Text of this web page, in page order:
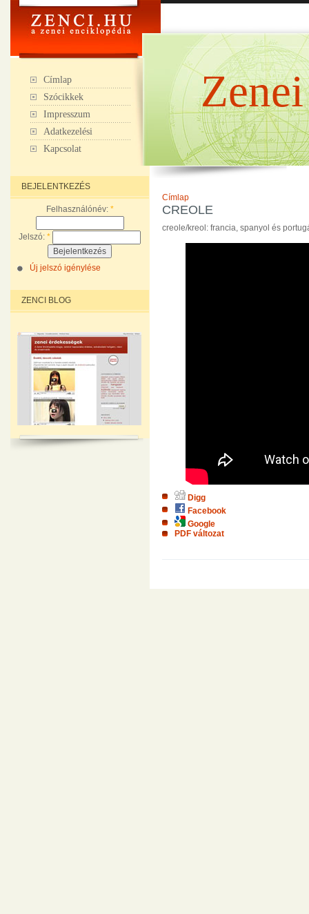
Címlap
Szócikkek
Impresszum
Adatkezelési
Kapcsolat
BEJELENTKEZÉS
Felhasználónév: *
Jelszó: *
Új jelszó igénylése
ZENCI BLOG
Címlap
CREOLE
creole/kreol: francia, spanyol és
Digg
Facebook
Google
PDF változat